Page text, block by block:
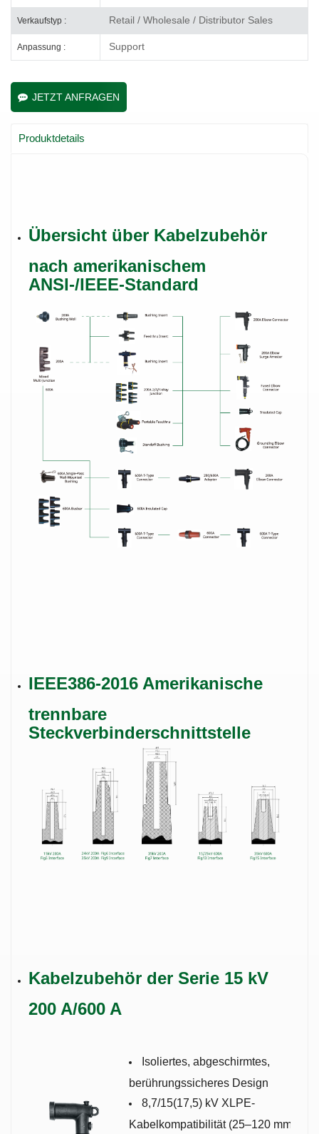
Verkaufstyp : Retail / Wholesale / Distributor Sales
Anpassung : Support
JETZT ANFRAGEN
Produktdetails
Übersicht über Kabelzubehör
nach amerikanischem
ANSI-/IEEE-Standard
IEEE386-2016 Amerikanische
trennbare
Steckverbinderschnittstelle
Kabelzubehör der Serie 15 kV
200 A/600 A
Isoliertes, abgeschirmtes,
berührungssicheres Design
8,7/15(17,5) kV XLPE-
Kabelkompatibilität (25–120 mm²)